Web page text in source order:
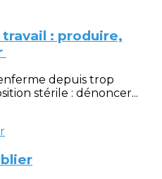
travail : produire,
depuis trop
stérile : dénoncer...